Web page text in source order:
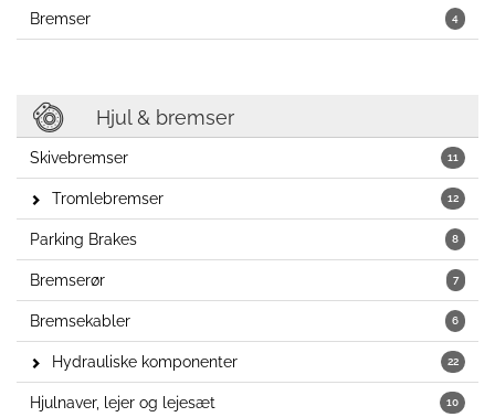
4
Bremser
Hjul & bremser
11
Skivebremser
12
Tromlebremser
8
Parking Brakes
7
Bremserør
6
Bremsekabler
22
Hydrauliske komponenter
10
Hjulnaver, lejer og lejesæt